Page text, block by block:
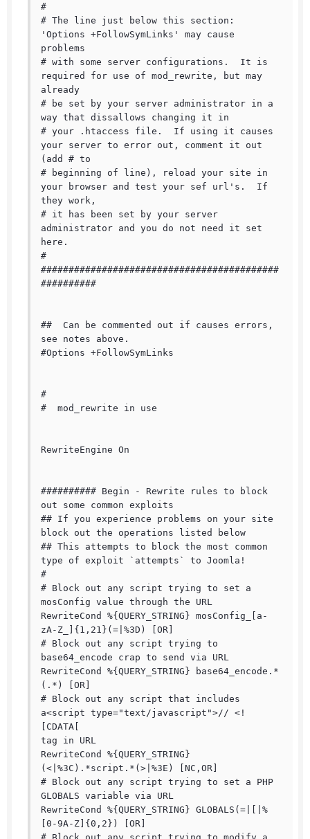
#
# The line just below this section:
'Options +FollowSymLinks' may cause
problems
# with some server configurations.  It is
required for use of mod_rewrite, but may
already
# be set by your server administrator in a
way that dissallows changing it in
# your .htaccess file.  If using it causes
your server to error out, comment it out
(add # to
# beginning of line), reload your site in
your browser and test your sef url's.  If
they work,
# it has been set by your server
administrator and you do not need it set
here.
#
###########################################
##########
##  Can be commented out if causes errors,
see notes above.
#Options +FollowSymLinks
#
#  mod_rewrite in use
RewriteEngine On
########## Begin - Rewrite rules to block
out some common exploits
## If you experience problems on your site
block out the operations listed below
## This attempts to block the most common
type of exploit `attempts` to Joomla!
#
# Block out any script trying to set a
mosConfig value through the URL
RewriteCond %{QUERY_STRING} mosConfig_[a-
zA-Z_]{1,21}(=|%3D) [OR]
# Block out any script trying to
base64_encode crap to send via URL
RewriteCond %{QUERY_STRING} base64_encode.*
(.*) [OR]
# Block out any script that includes
a<script type="text/javascript">// <!
[CDATA[
tag in URL
RewriteCond %{QUERY_STRING}
(<|%3C).*script.*(>|%3E) [NC,OR]
# Block out any script trying to set a PHP
GLOBALS variable via URL
RewriteCond %{QUERY_STRING} GLOBALS(=|[|%
[0-9A-Z]{0,2}) [OR]